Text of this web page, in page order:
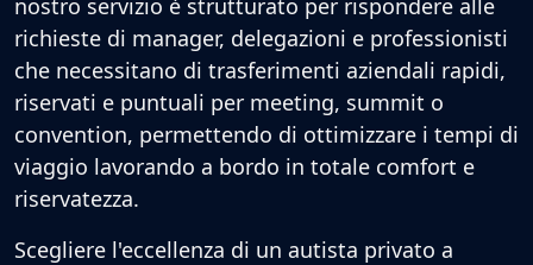
nostro servizio è strutturato per rispondere alle
richieste di manager, delegazioni e professionisti
che necessitano di trasferimenti aziendali rapidi,
riservati e puntuali per meeting, summit o
convention, permettendo di ottimizzare i tempi di
viaggio lavorando a bordo in totale comfort e
riservatezza.
Scegliere l'eccellenza di un autista privato a